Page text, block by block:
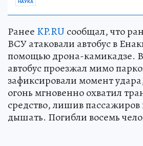
НАУКА
Ранее KP.RU сообщал, что
ВСУ атаковали автобус в
помощью дрона-камикадзе.
автобус проезжал мимо
зафиксировали момент
огонь мгновенно охватил
средство, лишив
дышать. Погибли восемь